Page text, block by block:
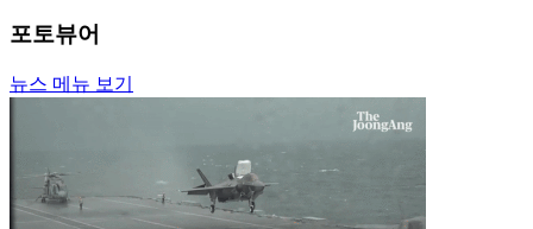
포토뷰어
뉴스 메뉴 보기